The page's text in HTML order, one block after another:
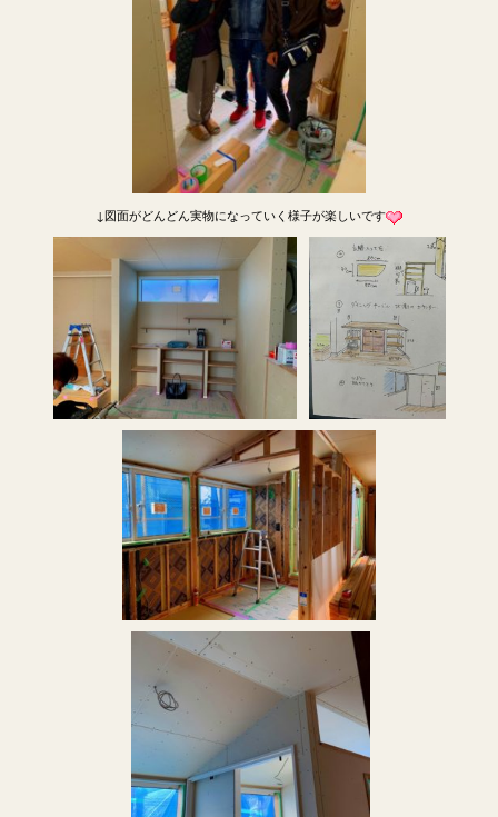
↓図面がどんどん実物になっていく様子が楽しいです